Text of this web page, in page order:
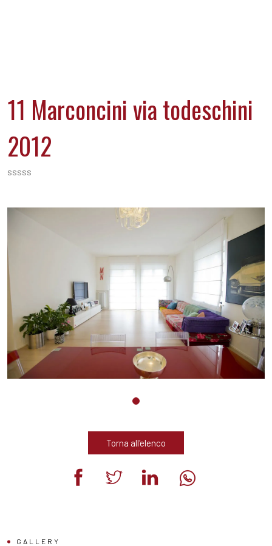
11 Marconcini via todeschini
2012
sssss
Torna all'elenco
GALLERY